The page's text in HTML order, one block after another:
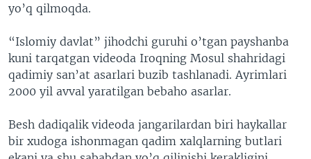
yo’q qilmoqda.
“Islomiy davlat” jihodchi guruhi o’tgan payshanba
kuni tarqatgan videoda Iroqning Mosul shahridagi
qadimiy san’at asarlari buzib tashlanadi. Ayrimlari
2000 yil avval yaratilgan bebaho asarlar.
Besh dadiqalik videoda jangarilardan biri haykallar
bir xudoga ishonmagan qadim xalqlarning butlari